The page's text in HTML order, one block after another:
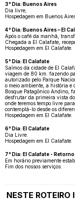
NESTE ROTEIRO
3° Dia: Buenos Aires
Dia livre;
Hospedagem em Buenos
4° Dia: Buenos Aires – El
Após o café da manhã,
Chegada a El Calafate,
Hospedagem em El Calafate.
5° Dia: El Calafate
Saímos da cidade de El
viagem de 80 km. fazendo
autorizado pelo Parque
o meio ambiente, a história e
Bosque Patagônico Andino,
desfrutar da primeira vista
onde teremos tempo livre
contemplá-lo desde os
Hospedagem em El Calafate.
6° Dia: El Calafate
Dia Livre.
Hospedagem em El Calafate.
7° Dia: El Calafate - Retorno
Em horário previamente
Fim dos nossos serviços.